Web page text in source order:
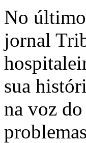
No
jornal
sua
na voz